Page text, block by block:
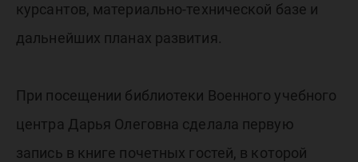
курсантов, материально-технической базе и
дальнейших планах развития.
При посещении библиотеки Военного учебного
центра Дарья Олеговна сделала первую
запись в книге почетных гостей, в которой